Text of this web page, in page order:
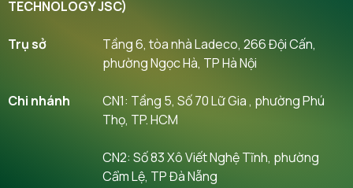
TECHNOLOGY JSC)
Trụ sở
Tầng 6, tòa nhà Ladeco, 266 Đội Cấn,
phường Ngọc Hà, TP Hà Nội
Chi nhánh
CN1: Tầng 5, Số 70 Lữ Gia , phường Phú
Thọ, TP. HCM
CN2: Số 83 Xô Viết Nghệ Tĩnh, phường
Cẩm Lệ, TP Đà Nẵng